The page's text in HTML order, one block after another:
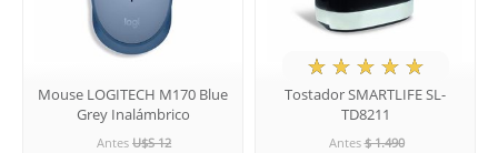
Mouse LOGITECH M170 Blue
Grey Inalámbrico
Antes U$S 12
★ ☆ ☆ ☆ ☆
Tostador SMARTLIFE SL-
TD8211
Antes $ 1.490